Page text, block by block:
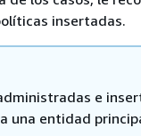
insertadas.
e
una entidad